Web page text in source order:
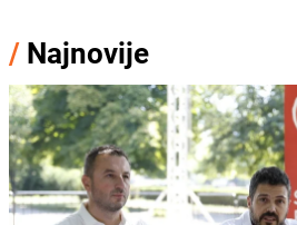
/ Najnovije